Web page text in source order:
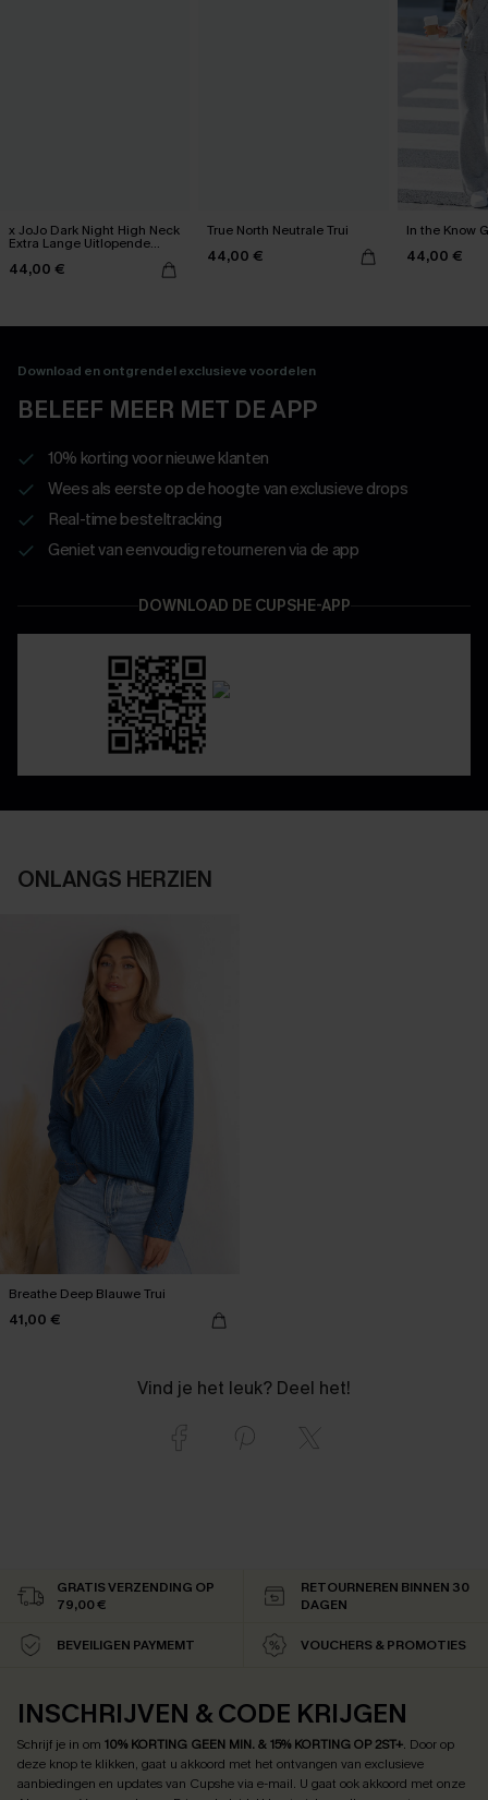
x JoJo Dark Night High Neck
Extra Lange Uitlopende
44,00 €
True North Neutrale Trui
44,00 €
In the Know
44,00 €
Download en ontgrendel exclusieve voordelen
BELEEF MEER MET DE APP
10% korting voor nieuwe klanten
Wees als eerste op de hoogte van exclusieve drops
Real-time besteltracking
Geniet van eenvoudig retourneren via de app
DOWNLOAD DE CUPSHE-APP
ONLANGS HERZIEN
Breathe Deep Blauwe Trui
41,00 €
Vind je het leuk? Deel het!
GRATIS VERZENDING OP
79,00 €
RETOURNEREN BINNEN 30
DAGEN
BEVEILIGEN PAYMEMT VOUCHERS & PROMOTIES
INSCHRIJVEN & CODE KRIJGEN
Schrijf je in om 10% KORTING GEEN MIN. & 15% KORTING OP 2ST+. Door op
deze knop te klikken, gaat u akkoord met het ontvangen van exclusieve
aanbiedingen en updates van Cupshe via e-mail. U gaat ook akkoord met onze